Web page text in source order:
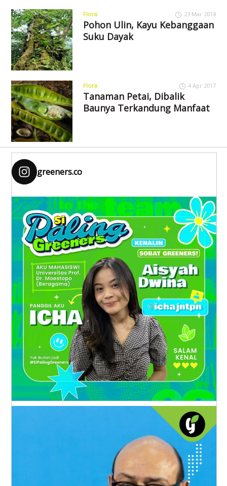
Flora 23 Mar 2018
Pohon Ulin, Kayu Kebanggaan
Suku Dayak
Flora 4 Apr 2017
Tanaman Petai, Dibalik
Baunya Terkandung Manfaat
greeners.co